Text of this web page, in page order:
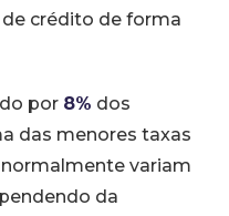
crédito de forma
por 8% dos
das menores taxas
variam
da